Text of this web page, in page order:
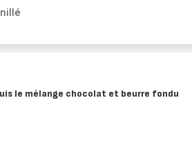
le mélange chocolat et beurre fondu